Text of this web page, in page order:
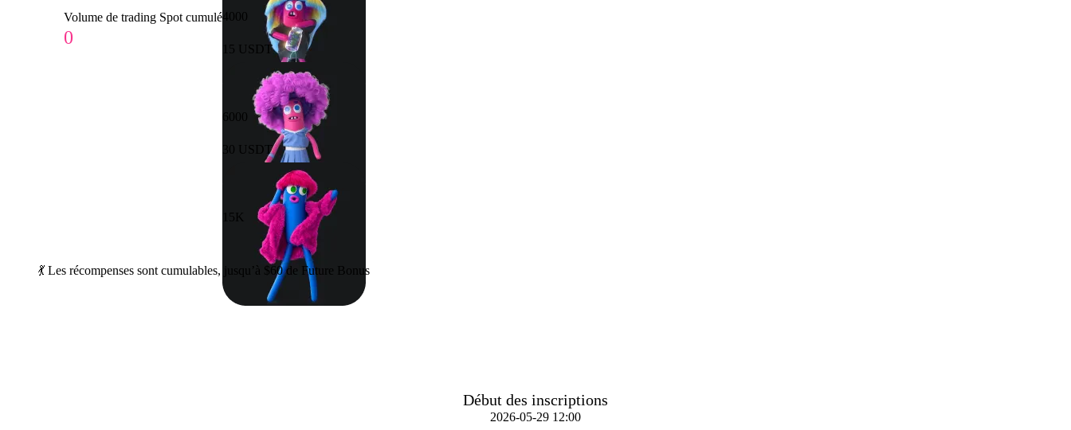
Volume de trading Spot cumulé
0
4000
15 USDT
6000
30 USDT
15K
💃 Les récompenses sont cumulables, jusqu’à $60 de Future Bonus
Début des inscriptions
2026-05-29 12:00